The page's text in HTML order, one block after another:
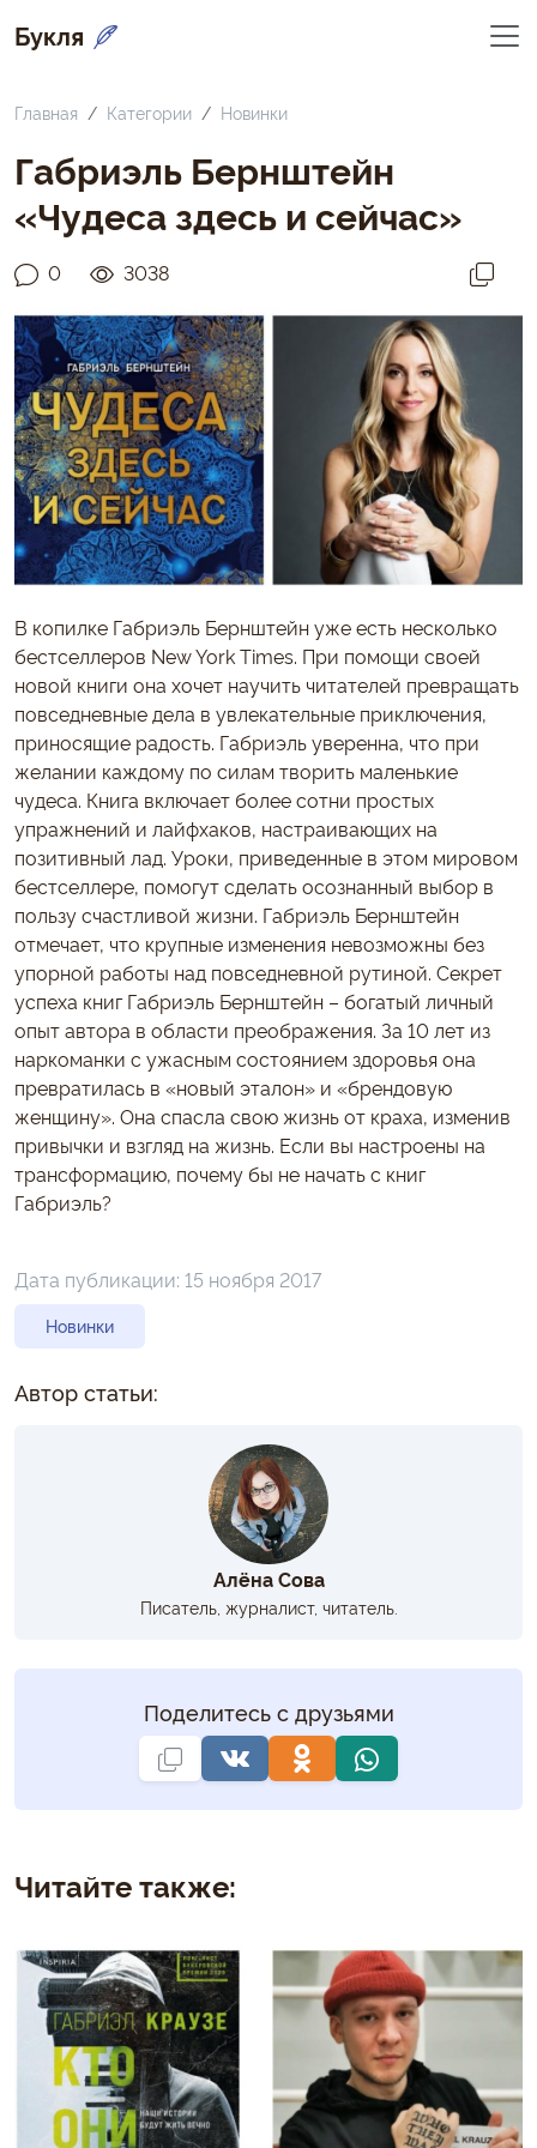
Букля
Главная Категории Новинки
Габриэль Бернштейн
«Чудеса здесь и сейчас»
0 3038
В копилке Габриэль Бернштейн уже есть несколько
бестселлеров New York Times. При помощи своей
новой книги она хочет научить читателей превращать
повседневные дела в увлекательные приключения,
приносящие радость. Габриэль уверенна, что при
желании каждому по силам творить маленькие
чудеса. Книга включает более сотни простых
упражнений и лайфхаков, настраивающих на
позитивный лад. Уроки, приведенные в этом мировом
бестселлере, помогут сделать осознанный выбор в
пользу счастливой жизни. Габриэль Бернштейн
отмечает, что крупные изменения невозможны без
упорной работы над повседневной рутиной. Секрет
успеха книг Габриэль Бернштейн – богатый личный
опыт автора в области преображения. За 10 лет из
наркоманки с ужасным состоянием здоровья она
превратилась в «новый эталон» и «брендовую
женщину». Она спасла свою жизнь от краха, изменив
привычки и взгляд на жизнь. Если вы настроены на
трансформацию, почему бы не начать с книг
Габриэль?
Дата публикации: 15 ноября 2017
Новинки
Автор статьи:
Алёна Сова
Писатель, журналист, читатель.
Поделитесь с друзьями
Читайте также: